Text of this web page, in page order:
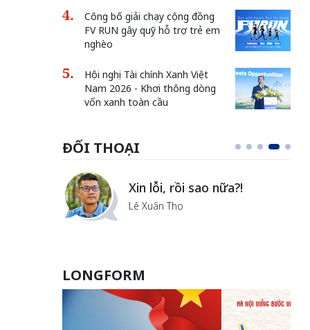
Công bố giải chạy cộng đồng
FV RUN gây quỹ hỗ trợ trẻ em
nghèo
Hội nghị Tài chính Xanh Việt
Nam 2026 - Khơi thông dòng
vốn xanh toàn cầu
ĐỐI THOẠI
Xin lỗi, rồi sao nữa?!
Lê Xuân Thọ
LONGFORM